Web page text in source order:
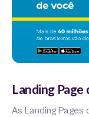
Landing
As Landing